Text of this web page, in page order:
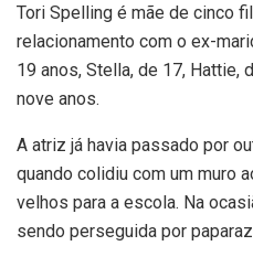
Tori Spelling é mãe de cinco
relacionamento com o ex-
19 anos, Stella, de 17, Hattie,
nove anos.
A atriz já havia passado por
quando colidiu com um muro
velhos para a escola. Na
sendo perseguida por